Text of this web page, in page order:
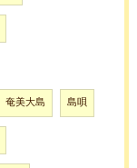
奄美大島 島唄